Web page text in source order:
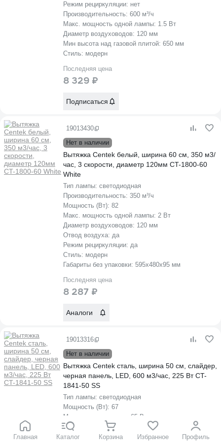
Главная Каталог Корзина Избранное Профиль
Режим рециркуляции: нет
Производительность: 600 м³/ч
Макс. мощность одной лампы: 1.5 Вт
Диаметр воздуховодов: 120 мм
Мин высота над газовой плитой: 650 мм
Стиль: модерн
Последняя цена
8 329 ₽
Подписаться
19013430
Нет в наличии
Вытяжка Centek белый, ширина 60 см, 350 м3/
час, 3 скорости, диаметр 120мм CT-1800-60
White
Тип лампы: светодиодная
Производительность: 350 м³/ч
Мощность (Вт): 82
Макс. мощность одной лампы: 2 Вт
Диаметр воздуховодов: 120 мм
Отвод воздуха: да
Режим рециркуляции: да
Стиль: модерн
Габариты без упаковки: 595х480х95 мм
Последняя цена
8 287 ₽
Аналоги
19013316
Нет в наличии
Вытяжка Centek сталь, ширина 50 см, слайдер,
черная панель, LED, 600 м3/час, 225 Вт CT-
1841-50 SS
Тип лампы: светодиодная
Мощность (Вт): 67
Мощность двигателя: 65 Вт
Отвод воздуха:да
Режим рециркуляции:
нет